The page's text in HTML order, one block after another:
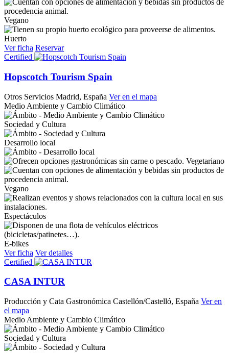
Vegano
Huerto
Ver ficha Reservar
Certified
Hopscotch Tourism Spain
Otros Servicios Madrid, España Ver en el mapa
Medio Ambiente y Cambio Climático
Sociedad y Cultura
Desarrollo local
Vegetariano
Vegano
Espectáculos
E-bikes
Ver ficha Ver detalles
Certified
CASA INTUR
Producción y Cata Gastronómica Castellón/Castelló, España Ver en
el mapa
Medio Ambiente y Cambio Climático
Sociedad y Cultura